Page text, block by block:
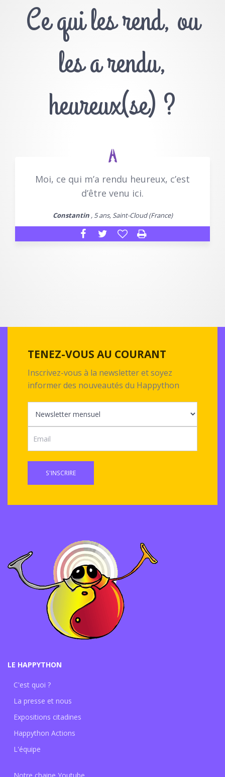
Ce qui les rend, ou
les a rendu,
heureux(se) ?
Moi, ce qui m’a rendu heureux, c’est
d’être venu ici.
Constantin, 5 ans, Saint-Cloud (France)
TENEZ-VOUS AU COURANT
Inscrivez-vous à la newsletter et soyez
informer des nouveautés du Happython
S'INSCRIRE
LE HAPPYTHON
C'est quoi ?
La presse et nous
Expositions citadines
Happython Actions
L'équipe